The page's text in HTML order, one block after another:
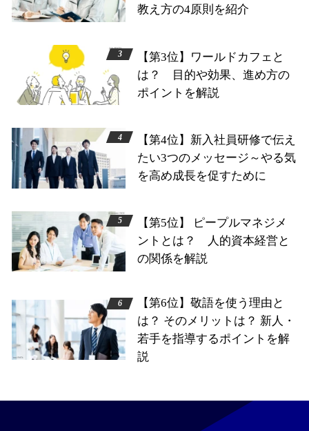
教え方の4原則を紹介
【第3位】ワールドカフェと
は？ 目的や効果、進め方の
ポイントを解説
【第4位】新入社員研修で伝え
たい3つのメッセージ～やる気
を高め成長を促すために
【第5位】 ピープルマネジメ
ントとは？ 人的資本経営と
の関係を解説
【第6位】敬語を使う理由と
は？ そのメリットは？ 新人・
若手を指導するポイントを解
説